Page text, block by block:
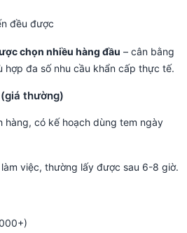
đều được
chọn nhiều hàng đầu – cân bằng
hợp đa số nhu cầu khẩn cấp thực tế.
thường)
hàng, có kế hoạch dùng tem ngày
việc, thường lấy được sau 6-8 giờ.